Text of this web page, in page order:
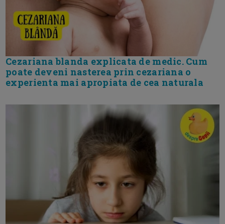
Cezariana blanda explicata de medic. Cum
poate deveni nasterea prin cezariana o
experienta mai apropiata de cea naturala